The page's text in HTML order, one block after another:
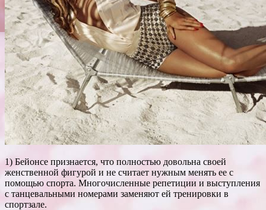
1) Бейонсе признается, что полностью довольна своей
женственной фигурой и не считает нужным менять ее с
помощью спорта. Многочисленные репетиции и выступления
с танцевальными номерами заменяют ей тренировки в
спортзале.